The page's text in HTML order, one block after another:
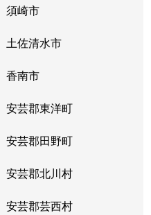
須崎市
土佐清水市
香南市
安芸郡東洋町
安芸郡田野町
安芸郡北川村
安芸郡芸西村